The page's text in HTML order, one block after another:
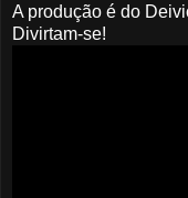
A produção é do
Divirtam-se!